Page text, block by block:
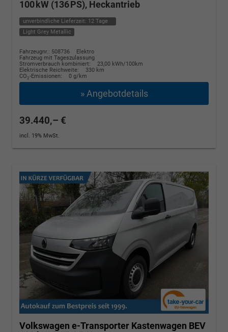
100 kW (136 PS), Heckantrieb
unverbindliche Lieferzeit: 12 Tage
Light Grey Metallic
Fahrzeugnr.: 508736
Elektro
Fahrzeug mit Tageszulassung
Stromverbrauch kombiniert:
23,00 kWh/100km
Elektrische Reichweite:
330 km
CO2-Emissionen: 0 g/km
» Angebotdetails
39.440,– €
incl. 19% MwSt.
Volkswagen e-Transporter Kastenwagen BEV